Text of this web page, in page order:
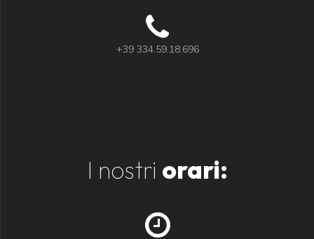
+39 334.59.18.696
I nostri orari: